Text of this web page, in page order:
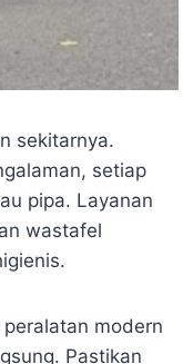
sekitarnya.
setiap
pipa. Layanan
wastafel
modern
Pastikan